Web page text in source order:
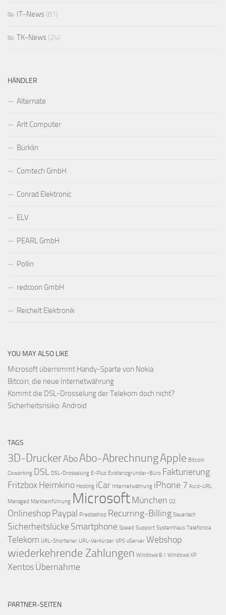
IT-News (81)
TK-News (24)
HÄNDLER
Alternate
Arlt Computer
Bürklin
Comtech GmbH
Conrad Elektronic
ELV
PEARL GmbH
Pollin
redcoon GmbH
Reichelt Elektronik
YOU MAY ALSO LIKE
Microsoft übernimmt Handy-Sparte von Nokia
Bitcoin, die neue Internetwährung
Kommt die DSL-Drosselung der Telekom doch nicht?
Sicherheitsrisiko: Android
TAGS
3D-DruckerAboAbo-AbrechnungApple Bitcoin
Coworking DSL DSL-Drosselung E-Plus Existenzgründer-Büro Fakturierung
FritzboxHeimkino Hosting iCar Internetwährung iPhone 7 Kurz-URL
Managed Markteinführung MicrosoftMünchen O2
OnlineshopPaypal Prestashop Recurring-Billing Sauerlach
Sicherheitslücke Smartphone Speed Support Systemhaus Telefonica
Telekom URL-Shortener URL-Verkürzer VPS vServer Webshop
wiederkehrende Zahlungen Windows 8.1 Windows XP
XentosÜbernahme
PARTNER-SEITEN